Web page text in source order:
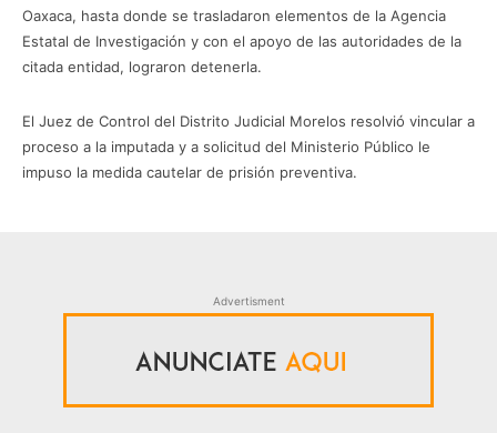
Oaxaca, hasta donde se trasladaron elementos de la Agencia
Estatal de Investigación y con el apoyo de las autoridades de la
citada entidad, lograron detenerla.
El Juez de Control del Distrito Judicial Morelos resolvió vincular a
proceso a la imputada y a solicitud del Ministerio Público le
impuso la medida cautelar de prisión preventiva.
Advertisment